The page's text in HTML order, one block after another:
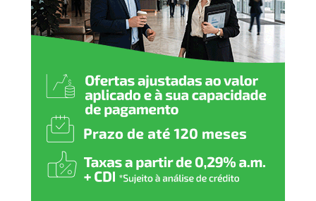
oportunidades. Neste 1º de
maio, reafirmamos nosso
compromisso em valorizar
o trabalhador, garantir
direitos e seguir investindo
em políticas públicas que
gerem emprego, renda e
mais qualidade de vida para